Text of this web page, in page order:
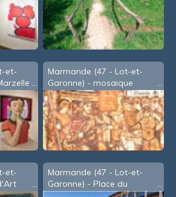
et-
-B-
Marmande (47 - Lot-et-
Garonne) - mosaique
relatant l'histoire de
Marmande
et-
Marmande (47 - Lot-et-
Garonne) - Place du